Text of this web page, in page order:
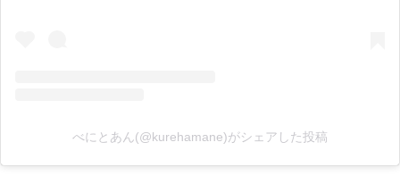
べにとあん(@kurehamane)がシェアした投稿